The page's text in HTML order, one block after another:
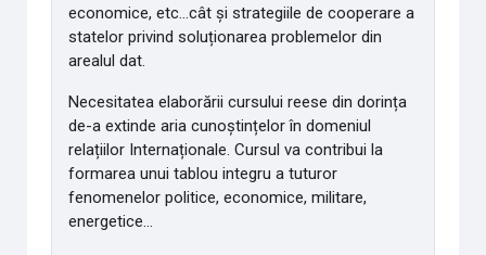
economice, etc...cât și strategiile de cooperare a
statelor privind soluționarea problemelor din
arealul dat.
Necesitatea elaborării cursului reese din dorința
de-a extinde aria cunoștințelor în domeniul
relațiilor Internaționale. Cursul va contribui la
formarea unui tablou integru a tuturor
fenomenelor politice, economice, militare,
energetice...